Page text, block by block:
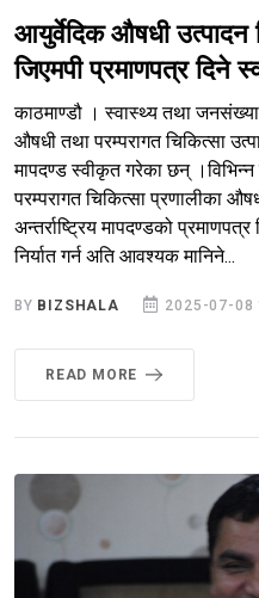
आयुर्वेदिक औषधी उत्पादन
जिएमपी प्रमाणपत्र दिने
काठमाण्डौ । स्वास्थ्य तथा
औषधी तथा परम्परागत चिकित्सा
मापदण्ड स्वीकृत गरेका छन्
परम्परागत चिकित्सा प्रणालीका
अन्तर्राष्ट्रिय मापदण्डको
निर्यात गर्न अति आवश्यक मानिने...
BY BIZSHALA 2025-07-08
READ MORE